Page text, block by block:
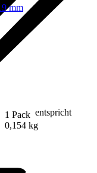
mm
1 Pack entspricht
0,154 kg